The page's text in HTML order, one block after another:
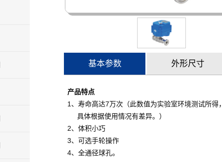
基本参数 外形尺寸
产品特点
1、寿命高达7万次（此数值为实验室环境测试所得，
具体根据使用情况有差异。）
2、体积小巧
3、可选手轮操作
4、全通径球孔。